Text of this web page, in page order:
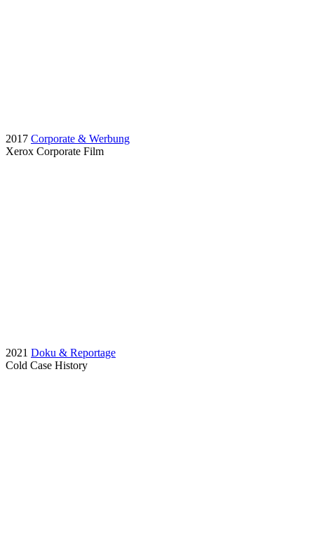
2017 Corporate & Werbung
Xerox Corporate Film
2021 Doku & Reportage
Cold Case History